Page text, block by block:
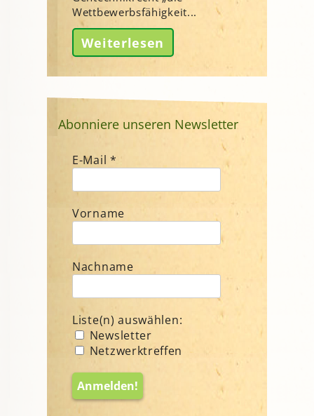
Wettbewerbsfähigkeit...
Weiterlesen
Abonniere unseren Newsletter
E-Mail *
Vorname
Nachname
Liste(n) auswählen:
Newsletter
Netzwerktreffen